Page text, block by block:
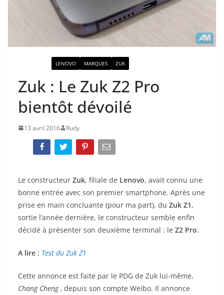
LENOVO MARQUES ZUK
Zuk : Le Zuk Z2 Pro
bientôt dévoilé
13 avril 2016 Rudy
Le constructeur Zuk, filiale de Lenovo, avait connu une
bonne entrée avec son premier smartphone. Après une
prise en main concluante (pour ma part), du Zuk Z1,
sortie l’année dernière, le constructeur semble enfin
décidé à présenter son deuxième terminal : le Z2 Pro.
A lire : Test du Zuk Z1
Cette annonce est faite par le PDG de Zuk lui-même,
Chang Cheng, depuis son compte Weibo. Il annonce